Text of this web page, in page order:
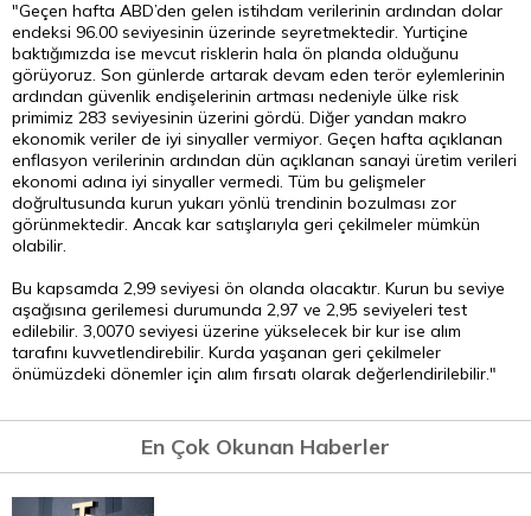
"Geçen hafta ABD’den gelen istihdam verilerinin ardından dolar
endeksi 96.00 seviyesinin üzerinde seyretmektedir. Yurtiçine
baktığımızda ise mevcut risklerin hala ön planda olduğunu
görüyoruz. Son günlerde artarak devam eden terör eylemlerinin
ardından güvenlik endişelerinin artması nedeniyle ülke risk
primimiz 283 seviyesinin üzerini gördü. Diğer yandan makro
ekonomik veriler de iyi sinyaller vermiyor. Geçen hafta açıklanan
enflasyon verilerinin ardından dün açıklanan sanayi üretim verileri
ekonomi adına iyi sinyaller vermedi. Tüm bu gelişmeler
doğrultusunda kurun yukarı yönlü trendinin bozulması zor
görünmektedir. Ancak kar satışlarıyla geri çekilmeler mümkün
olabilir.
Bu kapsamda 2,99 seviyesi ön olanda olacaktır. Kurun bu seviye
aşağısına gerilemesi durumunda 2,97 ve 2,95 seviyeleri test
edilebilir. 3,0070 seviyesi üzerine yükselecek bir kur ise alım
tarafını kuvvetlendirebilir. Kurda yaşanan geri çekilmeler
önümüzdeki dönemler için alım fırsatı olarak değerlendirilebilir."
En Çok Okunan Haberler